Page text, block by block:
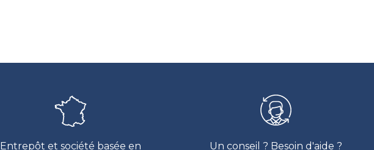
Entrepôt et société basée en Un conseil ? Besoin d'aide ?